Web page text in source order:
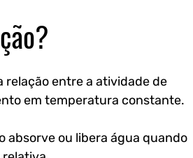
relação entre a atividade de
em temperatura constante.
absorve ou libera água quando